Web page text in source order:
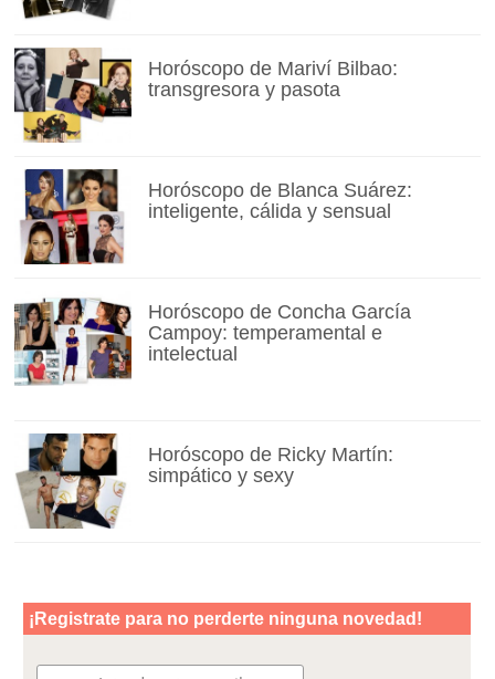
Horóscopo de Mariví Bilbao:
transgresora y pasota
Horóscopo de Blanca Suárez:
inteligente, cálida y sensual
Horóscopo de Concha García
Campoy: temperamental e
intelectual
Horóscopo de Ricky Martín:
simpático y sexy